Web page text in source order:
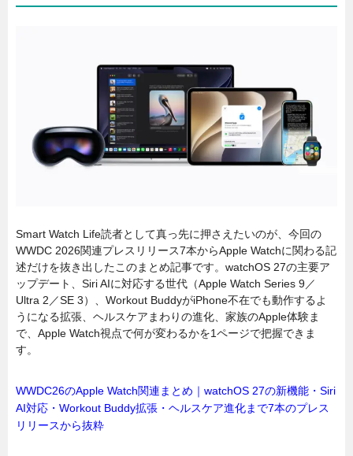
Smart Watch Life読者として真っ先に押さえたいのが、今回の
WWDC 2026関連プレスリリース7本からApple Watchに関わる記
述だけを抜き出したこのまとめ記事です。watchOS 27の主要ア
ップデート、Siri AIに対応する世代（Apple Watch Series 9／
Ultra 2／SE 3）、Workout BuddyがiPhone不在でも動作するよ
うになる拡張、ヘルスケアまわりの進化、家族のApple体験ま
で、Apple Watch視点で何が変わるかを1ページで把握できま
す。
WWDC26のApple Watch関連まとめ｜watchOS 27の新機能・Siri
AI対応・Workout Buddy拡張・ヘルスケア進化まで7本のプレス
リリースから抜粋